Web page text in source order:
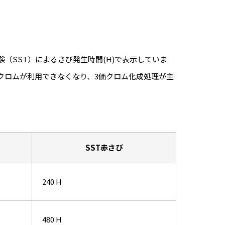
SST）によるさび発生時間(H)で表示していま
ムが利用できなくなり、3価クロム化成処理が主
SST赤さび
240 H
480 H